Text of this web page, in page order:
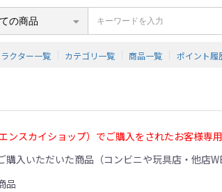
クター一覧 カテゴリ一覧 商品一覧 ポイント履
ンスカイショップ）でご購入をされたお客様専用
購入いただいた商品（コンビニや玩具店・他店
品